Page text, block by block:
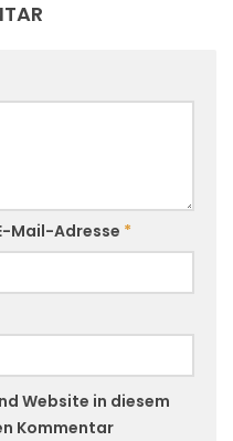
Mail-Adresse *
Website in diesem
Kommentar